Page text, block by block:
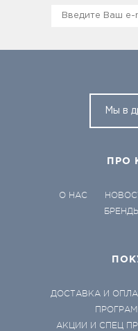
Мы в
ПРО
О НАС
БРЕНДЫ
ДОСТАВКА И
АКЦИИ И СПЕЦ